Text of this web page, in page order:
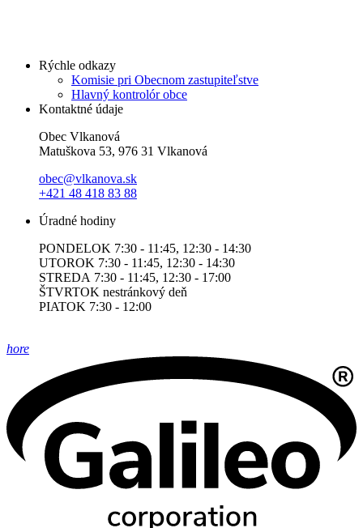
Rýchle odkazy
Komisie pri Obecnom zastupiteľstve
Hlavný kontrolór obce
Kontaktné údaje
Obec Vlkanová
Matuškova 53, 976 31 Vlkanová
obec@vlkanova.sk
+421 48 418 83 88
Úradné hodiny
PONDELOK 7:30 - 11:45, 12:30 - 14:30
UTOROK 7:30 - 11:45, 12:30 - 14:30
STREDA 7:30 - 11:45, 12:30 - 17:00
ŠTVRTOK nestránkový deň
PIATOK 7:30 - 12:00
hore